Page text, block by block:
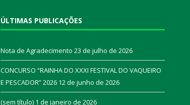
ÚLTIMAS PUBLICAÇÕES
Nota de Agradecimento 23 de julho de 2026
CONCURSO “RAINHA DO XXXI FESTIVAL DO VAQUEIRO
E PESCADOR” 2026 12 de junho de 2026
(sem título) 1 de janeiro de 2026